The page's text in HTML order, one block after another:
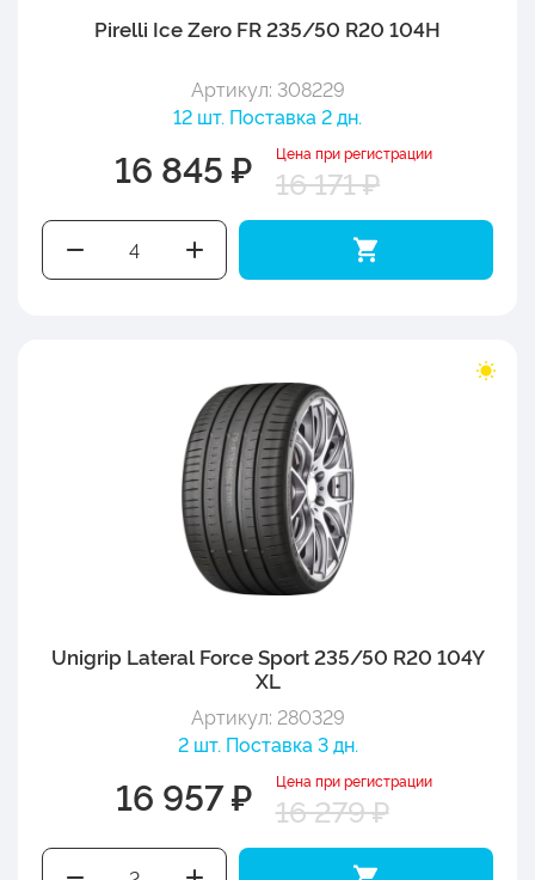
Pirelli Ice Zero FR 235/50 R20 104H
Артикул: 308229
12 шт. Поставка 2 дн.
16 845 ₽ Цена при регистрации
16 171 ₽
Unigrip Lateral Force Sport 235/50 R20 104Y
XL
Артикул: 280329
2 шт. Поставка 3 дн.
16 957 ₽ Цена при регистрации
16 279 ₽